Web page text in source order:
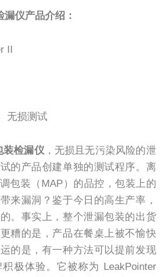
漏仪产品介绍：
II
无损测试
检漏仪 ，无损且无污染风险的泄
的产品创建单独的测试程序。离
包装（MAP）的品控，包装上的
来漏洞？鉴于今日的高生产率，
。事实上，整个泄漏包装的出货
糟的是，产品在餐桌上被不愉快
的是，有一种方法可以提前发现
极体验。它被称为 LeakPointer